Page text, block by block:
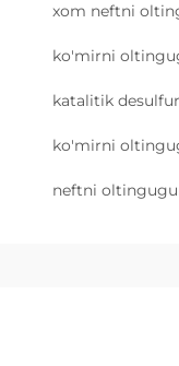
xom neftni
ko'mirni
katalitik
ko'mirni
neftni